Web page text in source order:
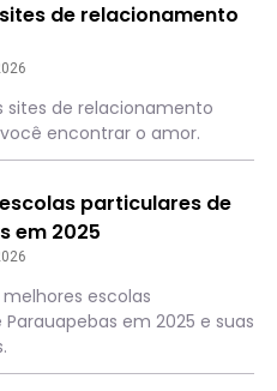
de relacionamento
sites de relacionamento
encontrar o amor.
particulares de
em 2025
escolas
em 2025 e suas